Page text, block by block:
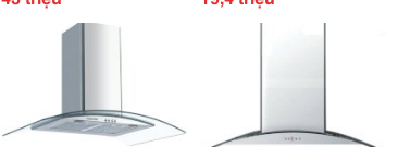
Bình-Tphcm
Bình-Tphcm